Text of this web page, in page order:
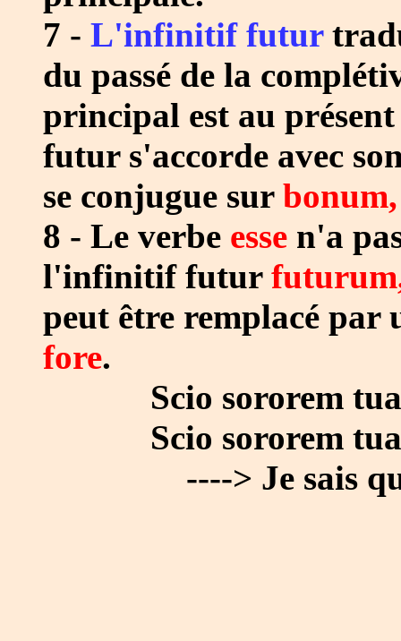
7 - L'infinitif futur
du passé de la
principal est au
futur s'accorde avec
se conjugue sur
8 - Le verbe esse n'a
l'infinitif futur
peut être remplacé par
fore.
Scio sororem tuam
Scio sororem
----> Je sais que